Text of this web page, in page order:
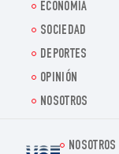
ECONOMÍA
SOCIEDAD
DEPORTES
OPINIÓN
NOSOTROS
NOSOTROS